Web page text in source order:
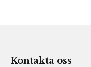
Kontakta oss